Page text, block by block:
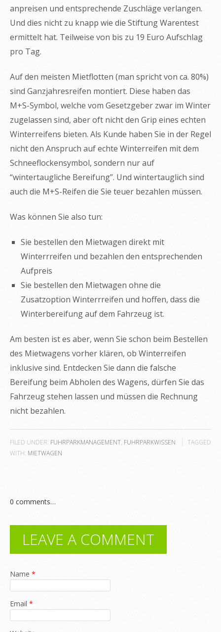
anpreisen und entsprechende Zuschläge verlangen.
Und dies nicht zu knapp wie die Stiftung Warentest
ermittelt hat. Teilweise von bis zu 19 Euro Aufschlag
pro Tag.
Auf den meisten Mietflotten (man spricht von ca. 80%)
sind Ganzjahresreifen montiert. Diese haben das
M+S-Symbol, welche vom Gesetzgeber zwar im Winter
zugelassen sind, aber oft nicht den Grip eines echten
Winterreifens bieten. Als Kunde haben Sie in der Regel
nicht den Anspruch auf echte Winterreifen mit dem
Schneeflockensymbol, sondern nur auf
“wintertaugliche Bereifung”. Und wintertauglich sind
auch die M+S-Reifen die Sie teuer bezahlen müssen.
Was können Sie also tun:
Sie bestellen den Mietwagen direkt mit
Winterrreifen und bezahlen den entsprechenden
Aufpreis
Sie bestellen den Mietwagen ohne die
Zusatzoption Winterrreifen und hoffen, dass die
Winterbereifung auf dem Fahrzeug ist.
Am besten ist es aber, wenn Sie schon beim Bestellen
des Mietwagens vorher klären, ob Winterreifen
inklusive sind. Entdecken Sie dann die falsche
Bereifung beim Abholen des Wagens, dürfen Sie das
Fahrzeug stehen lassen und müssen die Rechnung
nicht bezahlen.
FILED UNDER: FUHRPARKMANAGEMENT, FUHRPARKWISSEN
TAGGED
WITH: MIETWAGEN
0 comments…
LEAVE A COMMENT
Name *
Email *